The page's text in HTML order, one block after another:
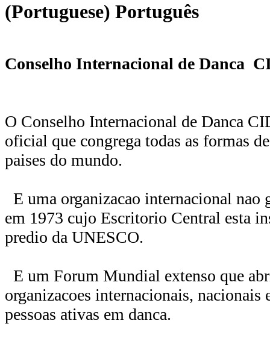
(Portuguese) Português
Conselho Internacional de Danca
O Conselho Internacional de Danca
oficial que congrega todas as formas
paises do mundo.
E uma organizacao internacional nao
em 1973 cujo Escritorio Central esta
predio da UNESCO.
E um Forum Mundial extenso que
organizacoes internacionais, nacionais
pessoas ativas em danca.